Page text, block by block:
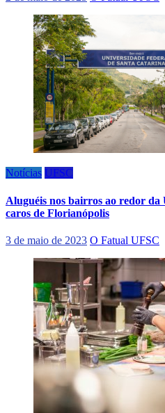
Notícias UFSC
Aluguéis nos bairros ao redor da
caros de Florianópolis
3 de maio de 2023 O Fatual UFSC